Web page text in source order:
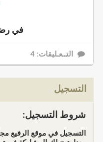
في
التــعـليقات: 4
التسجيل
شروط التسجيل:
التسجيل في موقع الرفيع